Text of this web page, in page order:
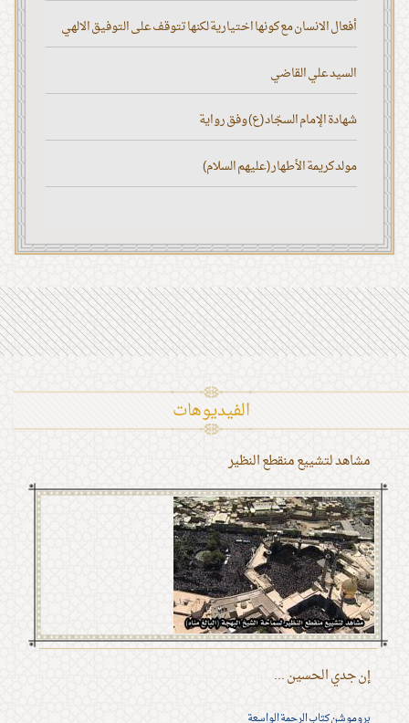
أفعال الانسان مع كونها اختيارية لكنها تتوقف على التوفيق الالهي
السيد علي القاضي
شهادة الإمام السجّاد (ع) وفق رواية
مولد كريمة الأطهار (عليهم السلام)
الفیدیوهات
مشاهد لتشييع منقطع النظير
إن جدي الحسين ...
بروموشن كتاب الرحمة الواسعة